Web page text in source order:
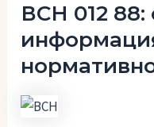
ВСН 012